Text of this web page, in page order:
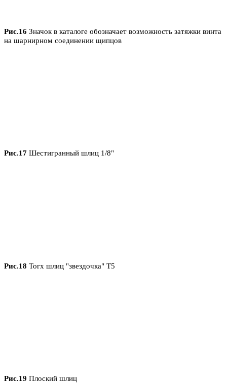
Рис.16 Значок в каталоге обозначает возможность затяжки винта
на шарнирном соединении щипцов
Рис.17 Шестигранный шлиц 1/8"
Рис.18 Тогх шлиц "звездочка" Т5
Рис.19 Плоский шлиц